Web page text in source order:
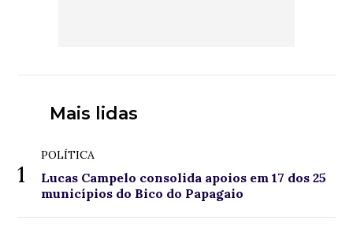
Mais lidas
1
POLÍTICA
Lucas Campelo consolida apoios em 17 dos 25
municípios do Bico do Papagaio